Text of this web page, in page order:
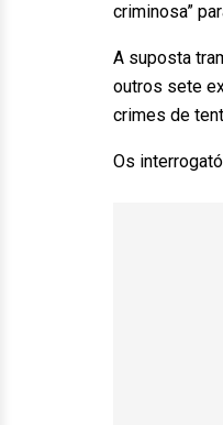
criminosa”
A suposta
outros sete
crimes de
Os